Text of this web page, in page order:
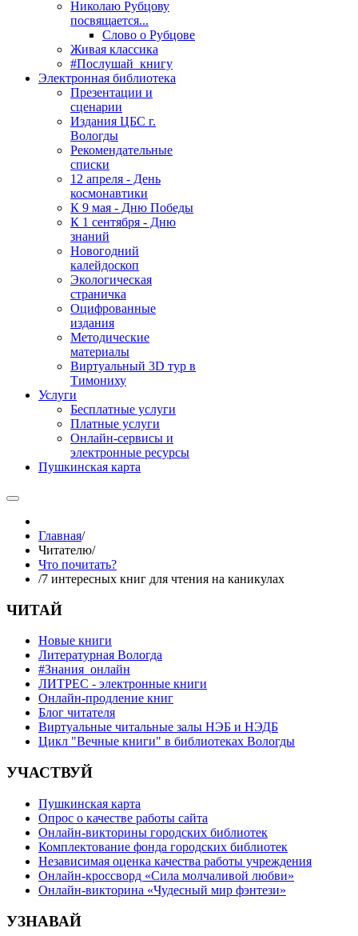
Николаю Рубцову
посвящается...
Слово о Рубцове
Живая классика
#Послушай_книгу
Электронная библиотека
Презентации и
сценарии
Издания ЦБС г.
Вологды
Рекомендательные
списки
12 апреля - День
космонавтики
К 9 мая - Дню Победы
К 1 сентября - Дню
знаний
Новогодний
калейдоскоп
Экологическая
страничка
Оцифрованные
издания
Методические
материалы
Виртуальный 3D тур в
Тимониху
Услуги
Бесплатные услуги
Платные услуги
Онлайн-сервисы и
электронные ресурсы
Пушкинская карта
Главная/
Читателю/
Что почитать?
/7 интересных книг для чтения на каникулах
ЧИТАЙ
Новые книги
Литературная Вологда
#Знания_онлайн
ЛИТРЕС - электронные книги
Онлайн-продление книг
Блог читателя
Виртуальные читальные залы НЭБ и НЭДБ
Цикл "Вечные книги" в библиотеках Вологды
УЧАСТВУЙ
Пушкинская карта
Опрос о качестве работы сайта
Онлайн-викторины городских библиотек
Комплектование фонда городских библиотек
Независимая оценка качества работы учреждения
Онлайн-кроссворд «Сила молчаливой любви»
Онлайн-викторина «Чудесный мир фэнтези»
УЗНАВАЙ